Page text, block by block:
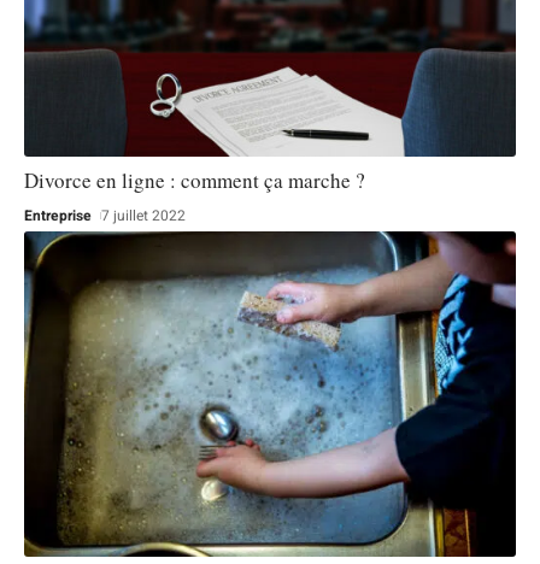
Divorce en ligne : comment ça marche ?
Entreprise 7 juillet 2022